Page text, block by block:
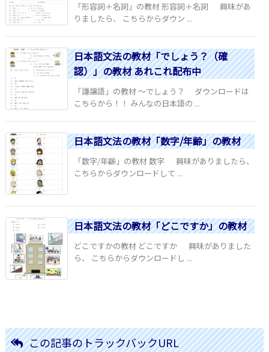
「形容詞＋名詞」の教材 形容詞＋名詞 興味があ
りましたら、 こちらからダウン ...
日本語文法の教材「でしょう？（確
認）」の教材 あれこれ配布中
「謙譲語」の教材 ～でしょう？ ダウンロードは
こちらから！！ みんなの日本語の ...
日本語文法の教材「数字/年齢」の教材
「数字/年齢」の教材 数字 興味がありましたら、
こちらからダウンロードして ...
日本語文法の教材「どこですか」の教材
どこですかの教材 どこですか 興味がありました
ら、 こちらからダウンロードし ...
この記事のトラックバックURL